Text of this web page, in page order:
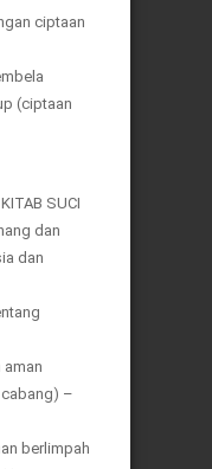
ciptaan
(ciptaan
SUCI
dan
dan
aman
–
berlimpah